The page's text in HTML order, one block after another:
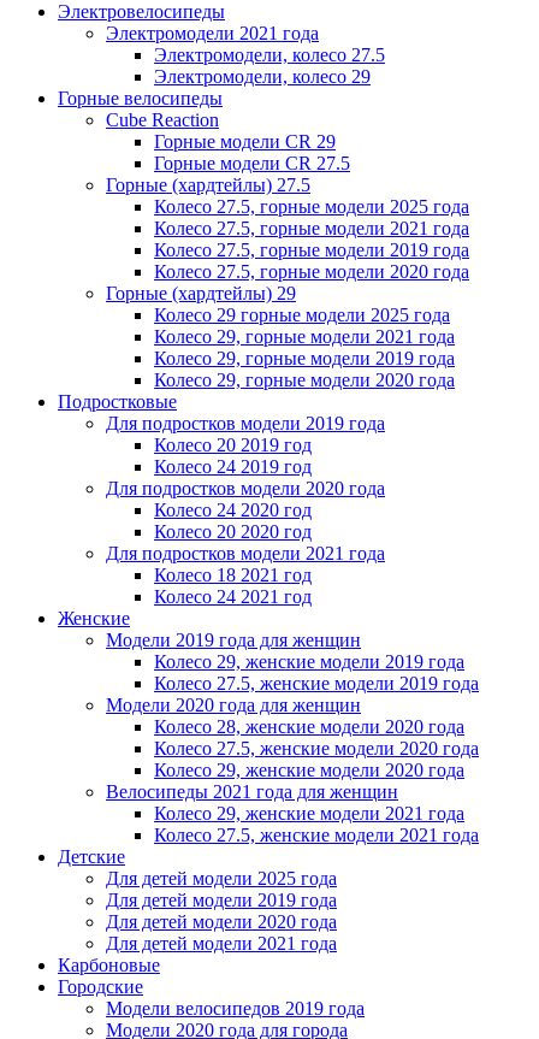
Электровелосипеды
Электромодели 2021 года
Электромодели, колесо 27.5
Электромодели, колесо 29
Горные велосипеды
Cube Reaction
Горные модели CR 29
Горные модели CR 27.5
Горные (хардтейлы) 27.5
Колесо 27.5, горные модели 2025 года
Колесо 27.5, горные модели 2021 года
Колесо 27.5, горные модели 2019 года
Колесо 27.5, горные модели 2020 года
Горные (хардтейлы) 29
Колесо 29 горные модели 2025 года
Колесо 29, горные модели 2021 года
Колесо 29, горные модели 2019 года
Колесо 29, горные модели 2020 года
Подростковые
Для подростков модели 2019 года
Колесо 20 2019 год
Колесо 24 2019 год
Для подростков модели 2020 года
Колесо 24 2020 год
Колесо 20 2020 год
Для подростков модели 2021 года
Колесо 18 2021 год
Колесо 24 2021 год
Женскиe
Модели 2019 года для женщин
Колесо 29, женские модели 2019 года
Колесо 27.5, женские модели 2019 года
Модели 2020 года для женщин
Колесо 28, женские модели 2020 года
Колесо 27.5, женские модели 2020 года
Колесо 29, женские модели 2020 года
Велосипеды 2021 года для женщин
Колесо 29, женские модели 2021 года
Колесо 27.5, женские модели 2021 года
Детские
Для детей модели 2025 года
Для детей модели 2019 года
Для детей модели 2020 года
Для детей модели 2021 года
Карбоновые
Городские
Модели велосипедов 2019 года
Модели 2020 года для города